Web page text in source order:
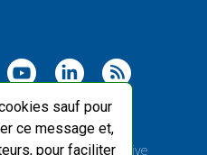
sauf pour
ce message et,
pour faciliter
Presse, sauf Creative